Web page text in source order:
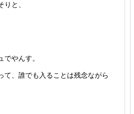
と、
やんす。
て、誰でも入ることは残念ながら